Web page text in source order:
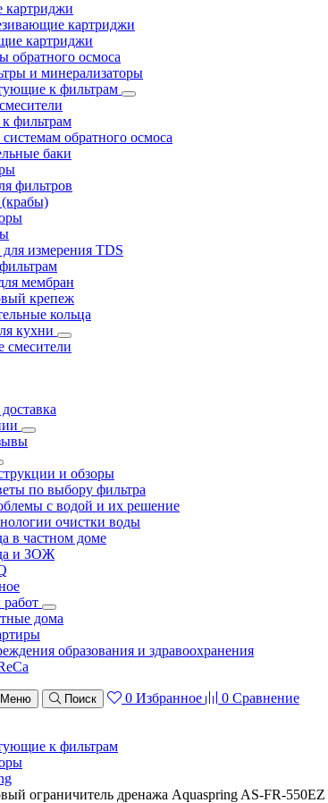
картриджи
картриджи
картриджи
обратного осмоса
и минерализаторы
к фильтрам
фильтрам
обратного осмоса
баки
фильтров
измерения TDS
мембран
крепеж
кольца
кухни
смесители
и обзоры
по выбору фильтра
с водой и их решение
очистки воды
в частном доме
и ЗОЖ
дома
образования и здравоохранения
Меню Поиск 0 Избранное 0 Сравнение
к фильтрам
ограничитель дренажа Aquaspring AS-FR-550EZ